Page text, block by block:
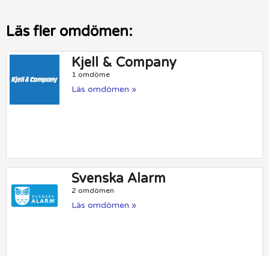
Läs fler omdömen:
Kjell & Company
1 omdöme
Läs omdömen »
Svenska Alarm
2 omdömen
Läs omdömen »